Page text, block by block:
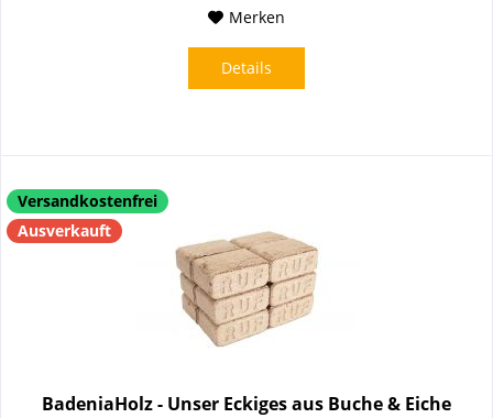
Merken
Details
Versandkostenfrei
Ausverkauft
BadeniaHolz - Unser Eckiges aus Buche & Eiche